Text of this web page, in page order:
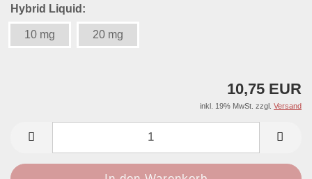
Hybrid Liquid:
10 mg 20 mg
10,75 EUR
inkl. 19% MwSt. zzgl. Versand